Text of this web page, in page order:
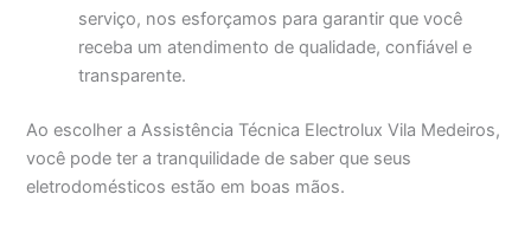
serviço, nos esforçamos para garantir que você
receba um atendimento de qualidade, confiável e
transparente.
Ao escolher a Assistência Técnica Electrolux Vila Medeiros,
você pode ter a tranquilidade de saber que seus
eletrodomésticos estão em boas mãos.